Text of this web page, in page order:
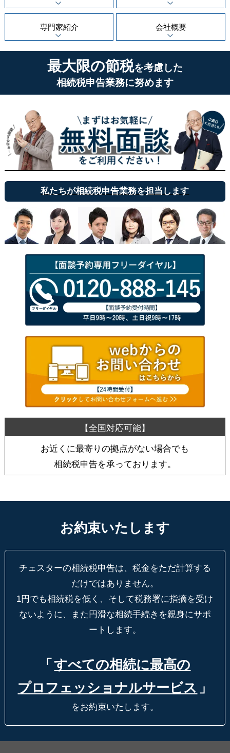
専門家紹介 会社概要
最大限の節税を考慮した
相続税申告業務に努めます
私たちが相続税申告業務を担当します
お近くに最寄りの拠点がない場合でも
相続税申告を承っております。
お約束いたします
チェスターの相続税申告は、税金をただ計算する
だけではありません。
1円でも相続税を低く、そして税務署に指摘を受け
ないように、
また円滑な相続手続きを親身にサポ
ートします。
「 すべての相続に最高の
プロフェッショナルサービス 」
をお約束いたします。